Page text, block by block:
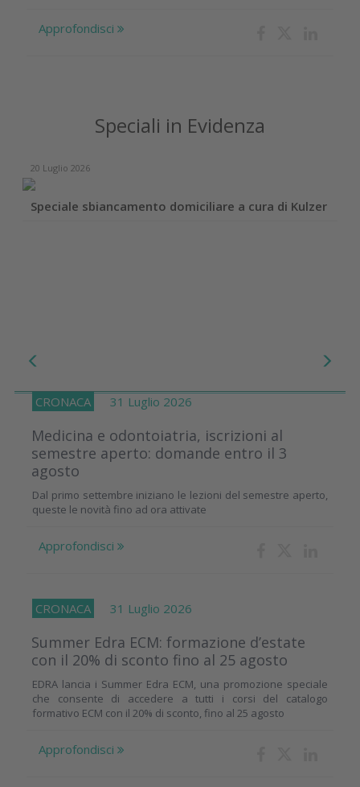
Approfondisci
Speciali in Evidenza
a cura di Kulzer Case report con linee
CRONACA 31 Luglio 2026
Medicina e odontoiatria, iscrizioni al
semestre aperto: domande entro il 3
agosto
Dal primo settembre iniziano le lezioni del semestre aperto,
queste le novità fino ad ora attivate
Approfondisci
CRONACA 31 Luglio 2026
Summer Edra ECM: formazione d’estate
con il 20% di sconto fino al 25 agosto
EDRA lancia i Summer Edra ECM, una promozione speciale
che consente di accedere a tutti i corsi del catalogo
formativo ECM con il 20% di sconto, fino al 25 agosto
Approfondisci